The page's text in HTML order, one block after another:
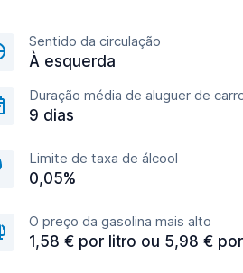
Sentido da circulação
À esquerda
Duração média de aluguer de
9 dias
Limite de taxa de álcool
0,05%
O preço da gasolina mais alto
1,58 € por litro ou 5,98 €